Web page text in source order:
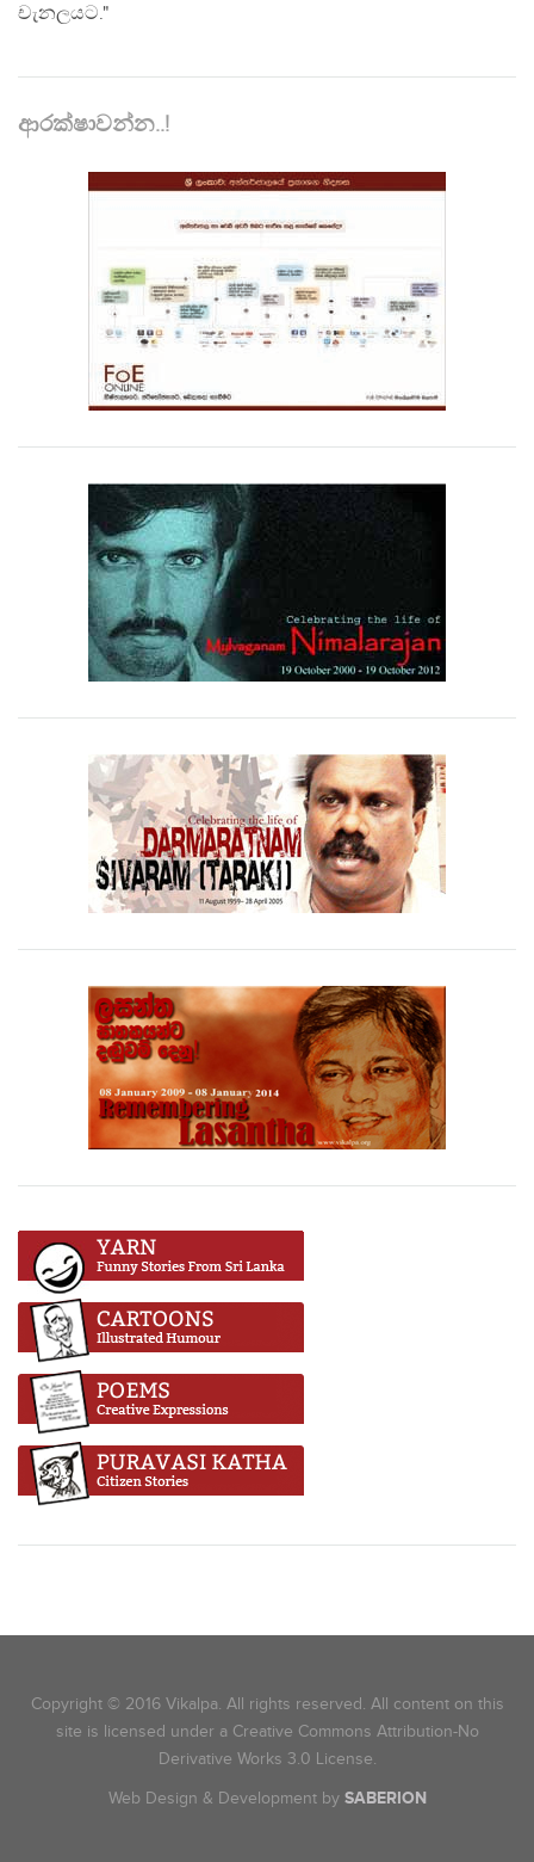
චැනලයට."
ආරක්ෂාවන්න..!
Copyright © 2016 Vikalpa. All rights reserved. All content on this
site is licensed under a Creative Commons Attribution-No
Derivative Works 3.0 License.
Web Design & Development by SABERION